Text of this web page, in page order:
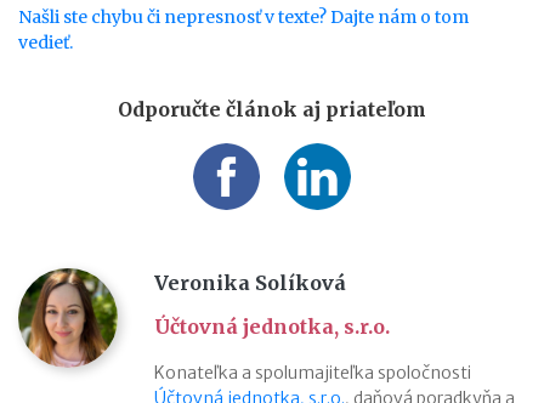
Našli ste chybu či nepresnosť v texte? Dajte nám o tom
vedieť.
Odporučte článok aj priateľom
Veronika Solíková
Účtovná jednotka, s.r.o.
Konateľka a spolumajiteľka spoločnosti